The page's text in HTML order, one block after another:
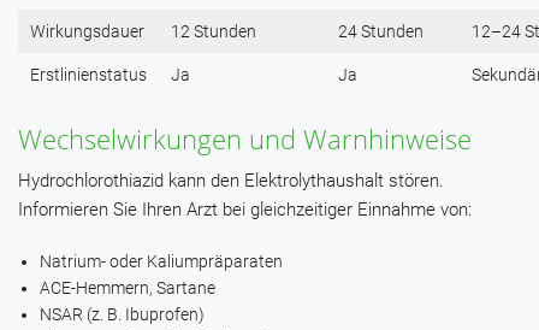
Wirkungsdauer 12 Stunden 24 Stunden 12–24
Erstlinienstatus Ja Ja
Wechselwirkungen und Warnhinweise
Hydrochlorothiazid kann den Elektrolythaushalt stören.
Informieren Sie Ihren Arzt bei gleichzeitiger Einnahme von:
Natrium- oder Kaliumpräparaten
ACE-Hemmern, Sartane
NSAR (z. B. Ibuprofen)